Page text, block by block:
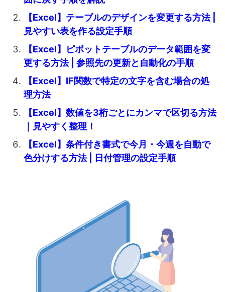
【Excel】テーブルのデザインを変更する方法 |
見やすい表を作る設定手順
【Excel】ピボットテーブルのデータ範囲を変
更する方法 | 参照先の更新と自動化の手順
【Excel】IF関数で特定の文字を含む場合の処
理方法
【Excel】数値を3桁ごとにカンマで区切る方法
｜見やすく整理！
【Excel】条件付き書式で今月・今週を自動で
色分けする方法 | 日付管理の設定手順